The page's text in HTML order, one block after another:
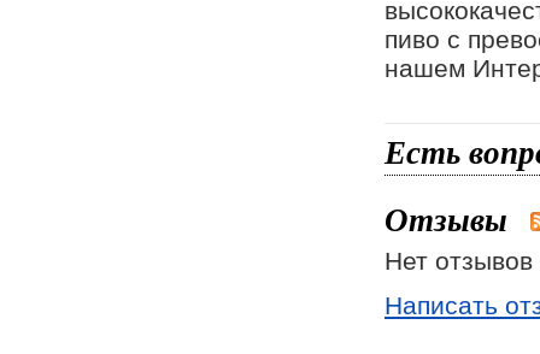
пиво с
нашем
Есть
Отзывы
Нет отзывов
Написать